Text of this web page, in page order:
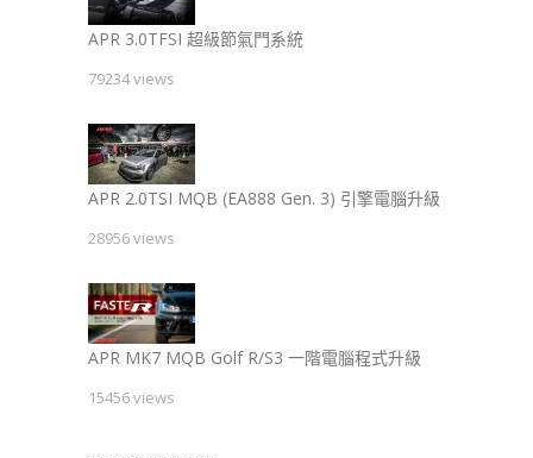
APR 3.0TFSI 超級節氣門系統
79234 views
APR 2.0TSI MQB (EA888 Gen. 3) 引擎電腦升級
28956 views
APR MK7 MQB Golf R/S3 一階電腦程式升級
15456 views